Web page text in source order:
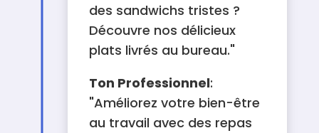
des sandwichs tristes ?
Découvre nos délicieux
plats livrés au bureau."
Ton Professionnel:
"Améliorez votre bien-être
au travail avec des repas